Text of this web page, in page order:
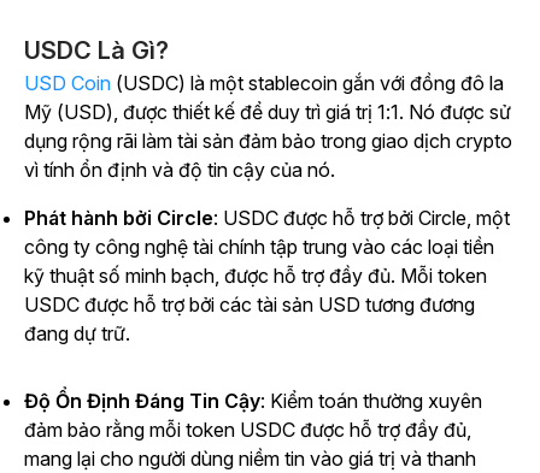
USDC Là Gì?
USD Coin (USDC) là một stablecoin gắn với đồng đô la
Mỹ (USD), được thiết kế để duy trì giá trị 1:1. Nó được sử
dụng rộng rãi làm tài sản đảm bảo trong giao dịch crypto
vì tính ổn định và độ tin cậy của nó.
Phát hành bởi Circle: USDC được hỗ trợ bởi Circle, một
công ty công nghệ tài chính tập trung vào các loại tiền
kỹ thuật số minh bạch, được hỗ trợ đầy đủ. Mỗi token
USDC được hỗ trợ bởi các tài sản USD tương đương
đang dự trữ.
Độ Ổn Định Đáng Tin Cậy: Kiểm toán thường xuyên
đảm bảo rằng mỗi token USDC được hỗ trợ đầy đủ,
mang lại cho người dùng niềm tin vào giá trị và thanh